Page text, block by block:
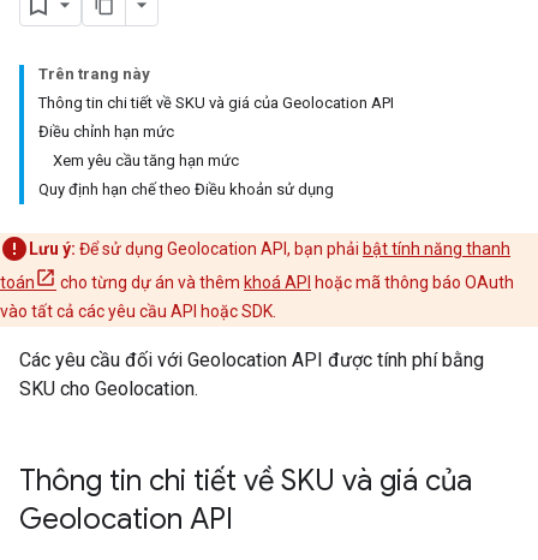
Trên trang này
Thông tin chi tiết về SKU và giá của Geolocation API
Điều chỉnh hạn mức
Xem yêu cầu tăng hạn mức
Quy định hạn chế theo Điều khoản sử dụng
Lưu ý: Để sử dụng Geolocation API, bạn phải bật tính năng thanh
toán
cho từng dự án và thêm khoá API hoặc mã thông báo OAuth
vào tất cả các yêu cầu API hoặc SDK.
Các yêu cầu đối với Geolocation API được tính phí bằng
SKU cho Geolocation.
Thông tin chi tiết về SKU và giá của
Geolocation API